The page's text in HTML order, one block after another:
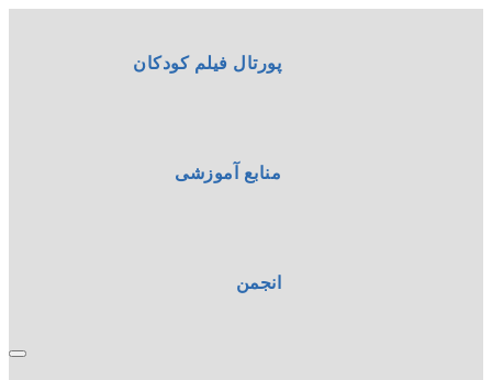
پورتال فیلم کودکان
منابع آموزشی
انجمن